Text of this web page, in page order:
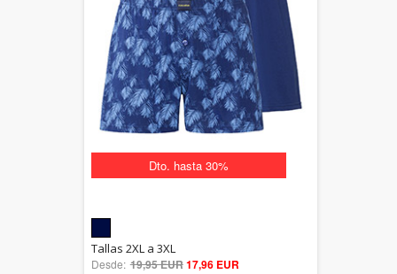
Dto. hasta 30%
5.00
out of 5
Tallas 2XL a 3XL
Desde: 19,95 EUR17,96 EUR